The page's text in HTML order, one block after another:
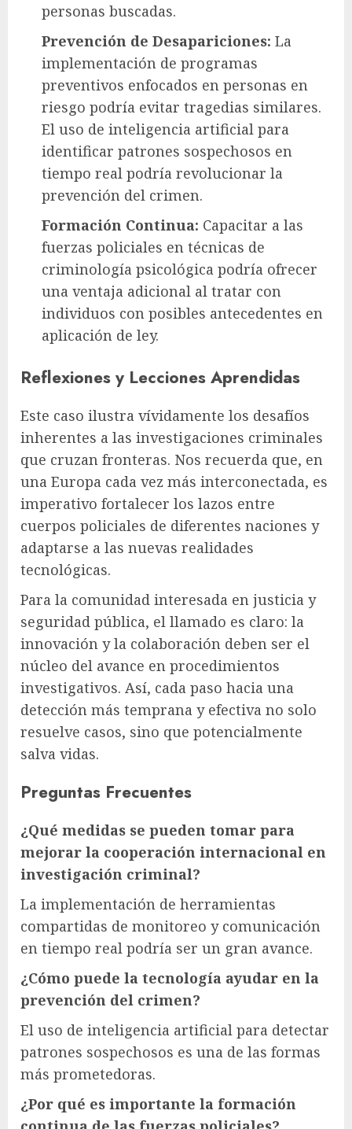
personas buscadas.
Prevención de Desapariciones: La
implementación de programas
preventivos enfocados en personas en
riesgo podría evitar tragedias similares.
El uso de inteligencia artificial para
identificar patrones sospechosos en
tiempo real podría revolucionar la
prevención del crimen.
Formación Continua: Capacitar a las
fuerzas policiales en técnicas de
criminología psicológica podría ofrecer
una ventaja adicional al tratar con
individuos con posibles antecedentes en
aplicación de ley.
Reflexiones y Lecciones Aprendidas
Este caso ilustra vívidamente los desafíos
inherentes a las investigaciones criminales
que cruzan fronteras. Nos recuerda que, en
una Europa cada vez más interconectada, es
imperativo fortalecer los lazos entre
cuerpos policiales de diferentes naciones y
adaptarse a las nuevas realidades
tecnológicas.
Para la comunidad interesada en justicia y
seguridad pública, el llamado es claro: la
innovación y la colaboración deben ser el
núcleo del avance en procedimientos
investigativos. Así, cada paso hacia una
detección más temprana y efectiva no solo
resuelve casos, sino que potencialmente
salva vidas.
Preguntas Frecuentes
¿Qué medidas se pueden tomar para
mejorar la cooperación internacional en
investigación criminal?
La implementación de herramientas
compartidas de monitoreo y comunicación
en tiempo real podría ser un gran avance.
¿Cómo puede la tecnología ayudar en la
prevención del crimen?
El uso de inteligencia artificial para detectar
patrones sospechosos es una de las formas
más prometedoras.
¿Por qué es importante la formación